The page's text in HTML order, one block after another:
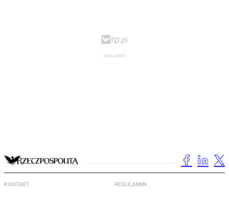
KONTAKT REGULAMIN